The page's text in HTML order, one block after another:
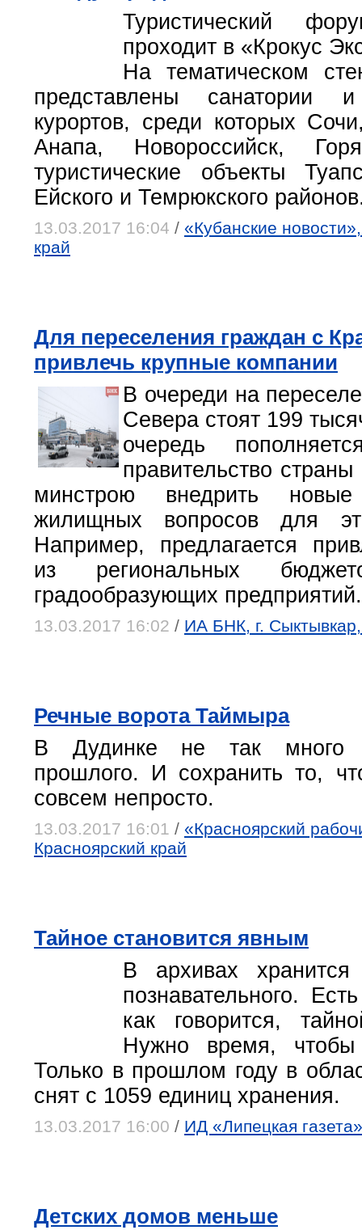
Туристический
проходит в «Крокус
На тематическом
представлены санатории
курортов, среди которых
Анапа, Новороссийск,
туристические объекты
Ейского и Темрюкского
13.03.2017 16:04 / «Кубанские
край
Для переселения граждан с
привлечь крупные компании
В очереди на
Севера стоят 199
очередь
правительство
минстрою внедрить
жилищных вопросов для
Например, предлагается
из региональных
градообразующих предприятий.
13.03.2017 16:02 / ИА БНК, г.
Речные ворота Таймыра
В Дудинке не так много
прошлого. И сохранить то,
совсем непросто.
13.03.2017 16:01 / «Красноярский
Красноярский край
Тайное становится явным
В архивах
познавательного.
как говорится,
Нужно время,
Только в прошлом году в
снят с 1059 единиц хранения.
13.03.2017 16:00 / ИД «Липецкая
Детских домов меньше